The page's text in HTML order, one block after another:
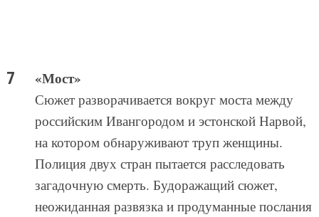
«Мост»
Сюжет разворачивается вокруг моста между
российским Ивангородом и эстонской Нарвой,
на котором обнаруживают труп женщины.
Полиция двух стран пытается расследовать
загадочную смерть. Будоражащий сюжет,
неожиданная развязка и продуманные послания